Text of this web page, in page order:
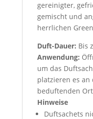
gereinigter,
gemischt und
herrlichen
Duft-Dauer: Bis
Anwendung:
um das
platzieren es an
beduftenden Ort
Hinweise
Duftsachets